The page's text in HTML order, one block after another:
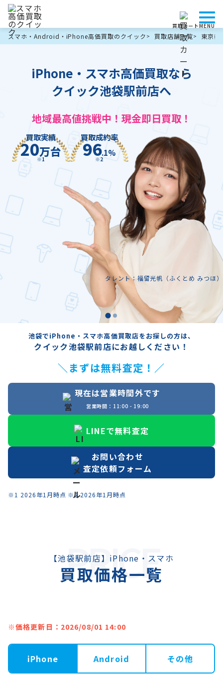
買取カートMENU
スマホ・Android・iPhone高価買取のクイック 買取店舗一覧 東京都
iPhone・スマホ高価買取なら
クイック池袋駅前店へ
地域最高値挑戦中！現金即日買取！
買取実績
20万台
※1
買取成約率
96.1%
※2
タレント：福留光帆（ふくとめ みつほ）
池袋でiPhone・スマホ高価買取店をお探しの方は、
クイック池袋駅前店にお越しください！
＼まずは無料査定！／
現在は営業時間外です
営業時間：11:00 - 19:00
LINEで無料査定
お問い合わせ
査定依頼フォーム
※1 2026年1月時点 ※2 2026年1月時点
【池袋駅前店】iPhone・スマホ
買取価格一覧
PRICE
※価格更新日：2026/08/01 14:00
iPhone Android その他